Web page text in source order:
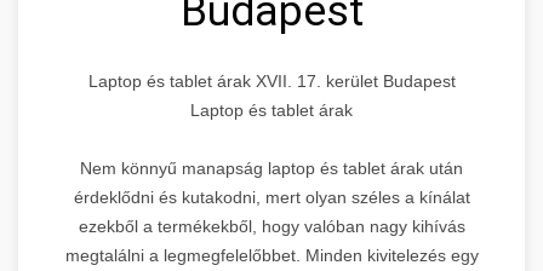
Budapest
Laptop és tablet árak XVII. 17. kerület Budapest
Laptop és tablet árak
Nem könnyű manapság laptop és tablet árak után
érdeklődni és kutakodni, mert olyan széles a kínálat
ezekből a termékekből, hogy valóban nagy kihívás
megtalálni a legmegfelelőbbet. Minden kivitelezés egy